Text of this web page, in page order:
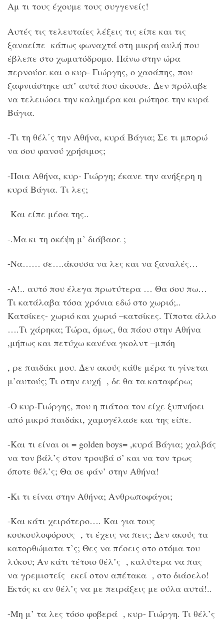
Αμ τι τους έχουμε τους συγγενείς!
Αυτές τις τελευταίες λέξεις τις είπε και τις
ξαναείπε κάπως φωναχτά στη μικρή αυλή που
έβλεπε στο χωματόδρομο. Πάνω στην ώρα
περνούσε και ο κυρ- Γιώργης, ο χασάπης, που
ξαφνιάστηκε απ’ αυτά που άκουσε. Δεν πρόλαβε
να τελειώσει την καλημέρα και ρώτησε την κυρά
Βάγια.
-Τι τη θέλ΄ς την Αθήνα, κυρά Βάγια; Σε τι μπορώ
να σου φανού χρήσιμος;
-Ποια Αθήνα, κυρ- Γιώργη; έκανε την ανήξερη η
κυρά Βάγια. Τι λες;
Και είπε μέσα της..
-.Μα κι τη σκέψη μ’ διάβασε ;
-Να…… σε….άκουσα να λες και να ξαναλές…
-Α!.. αυτό που έλεγα πρωτύτερα … Θα σου πω…
Τι κατάλαβα τόσα χρόνια εδώ στο χωριό;..
Κατσίκες- χωριό και χωριό –κατσίκες. Τίποτα άλλο
….Τι χάρηκα; Τώρα, όμως, θα πάου στην Αθήνα
,μήπως και πετύχω κανένα γκολντ –μπόη
, ρε παιδάκι μου. Δεν ακούς κάθε μέρα τι γίνεται
μ’αυτούς; Τι στην ευχή , δε θα τα καταφέρω;
-Ο κυρ-Γιώργης, που η πιάτσα τον είχε ξυπνήσει
από μικρό παιδάκι, χαμογέλασε και της είπε.
-Και τι είναι οι = golden boys= ,κυρά Βάγια; χαλβάς
να τον βάλ’ς στον τρουβά σ’ και να τον τρως
όποτε θέλ’ς; Θα σε φάν’ στην Αθήνα!
-Κι τι είναι στην Αθήνα; Ανθρωποφάγοι;
-Και κάτι χειρότερο…. Και για τους
κουκουλοφόρους , τι έχεις να πεις; Δεν ακούς τα
κατορθώματα τ’ς; Θες να πέσεις στο στόμα του
λύκου; Αν κάτι τέτοιο θέλ’ς , καλύτερα να πας
να γρεμιστείς εκεί στον απέτακα , στο διάσελο!
Εκτός κι αν θέλ’ς να με πειράξεις με ούλα αυτά!..
-Μη μ’ τα λες τόσο φοβερά , κυρ- Γιώργη. Τι θέλ’ς